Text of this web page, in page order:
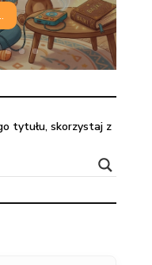
tytułu, skorzystaj z